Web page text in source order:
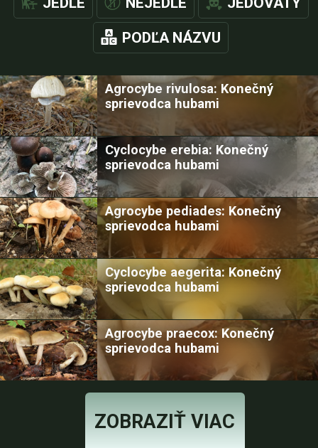
PODĽA NÁZVU
Agrocybe rivulosa: Konečný
sprievodca hubami
Cyclocybe erebia: Konečný
sprievodca hubami
Agrocybe pediades: Konečný
sprievodca hubami
Cyclocybe aegerita: Konečný
sprievodca hubami
Agrocybe praecox: Konečný
sprievodca hubami
ZOBRAZIŤ VIAC